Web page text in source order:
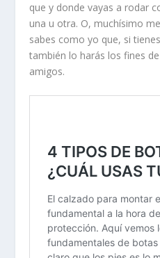
que y donde vayas a rodar
una u otra. O, muchísimo
sabes como yo que, si
también lo harás los fines
amigos.